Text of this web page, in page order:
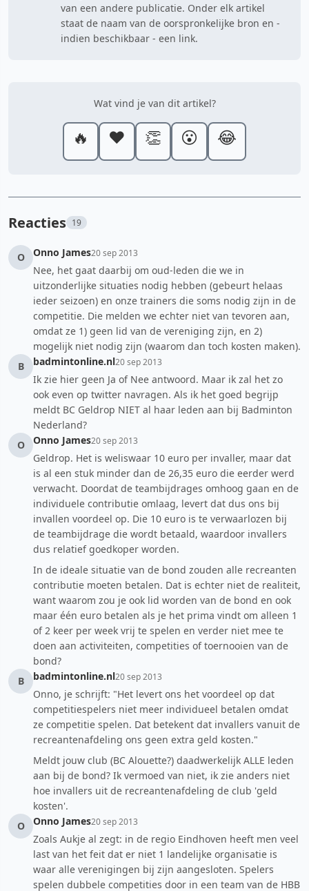
van een andere publicatie. Onder elk artikel
staat de naam van de oorspronkelijke bron en -
indien beschikbaar - een link.
Wat vind je van dit artikel?
🔥 ❤️ 👏 😮 😂
Reacties 19
O Onno James20 sep 2013
Nee, het gaat daarbij om oud-leden die we in
uitzonderlijke situaties nodig hebben (gebeurt helaas
ieder seizoen) en onze trainers die soms nodig zijn in de
competitie. Die melden we echter niet van tevoren aan,
omdat ze 1) geen lid van de vereniging zijn, en 2)
mogelijk niet nodig zijn (waarom dan toch kosten maken).
B
badmintonline.nl20 sep 2013
Ik zie hier geen Ja of Nee antwoord. Maar ik zal het zo
ook even op twitter navragen. Als ik het goed begrijp
meldt BC Geldrop NIET al haar leden aan bij Badminton
Nederland?
O
Onno James20 sep 2013
Geldrop. Het is weliswaar 10 euro per invaller, maar dat
is al een stuk minder dan de 26,35 euro die eerder werd
verwacht. Doordat de teambijdrages omhoog gaan en de
individuele contributie omlaag, levert dat dus ons bij
invallen voordeel op. Die 10 euro is te verwaarlozen bij
de teambijdrage die wordt betaald, waardoor invallers
dus relatief goedkoper worden.
In de ideale situatie van de bond zouden alle recreanten
contributie moeten betalen. Dat is echter niet de realiteit,
want waarom zou je ook lid worden van de bond en ook
maar één euro betalen als je het prima vindt om alleen 1
of 2 keer per week vrij te spelen en verder niet mee te
doen aan activiteiten, competities of toernooien van de
bond?
B
badmintonline.nl20 sep 2013
Onno, je schrijft: "Het levert ons het voordeel op dat
competitiespelers niet meer individueel betalen omdat
ze competitie spelen. Dat betekent dat invallers vanuit de
recreantenafdeling ons geen extra geld kosten."
Meldt jouw club (BC Alouette?) daadwerkelijk ALLE leden
aan bij de bond? Ik vermoed van niet, ik zie anders niet
hoe invallers uit de recreantenafdeling de club 'geld
kosten'.
O
Onno James20 sep 2013
Zoals Aukje al zegt: in de regio Eindhoven heeft men veel
last van het feit dat er niet 1 landelijke organisatie is
waar alle verenigingen bij zijn aangesloten. Spelers
spelen dubbele competities door in een team van de HBB